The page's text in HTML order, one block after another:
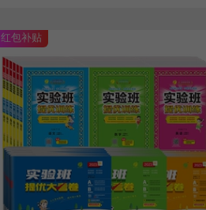
红包补贴